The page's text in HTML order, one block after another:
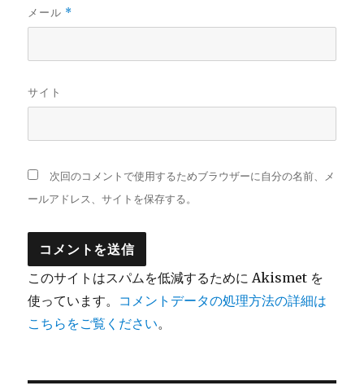
メール *
サイト
次回のコメントで使用するためブラウザーに自分の名前、メ
ールアドレス、サイトを保存する。
このサイトはスパムを低減するために Akismet を
使っています。 コメントデータの処理方法の詳細は
こちらをご覧ください。